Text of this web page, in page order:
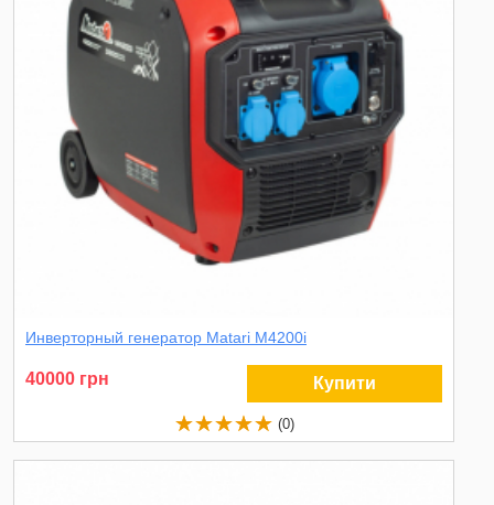
Инверторный генератор Matari M4200i
40000 грн Купити
(0)